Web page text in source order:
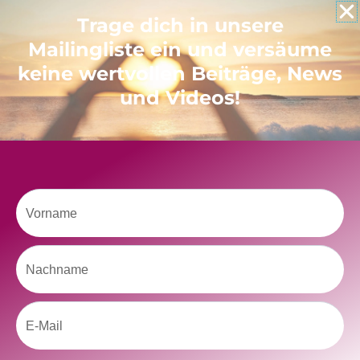
Like uns auf Facebook
Trage dich in unsere
Mailingliste ein und versäume
keine wertvollen Beiträge, News
und Videos!
Vorname
Nachname
Email